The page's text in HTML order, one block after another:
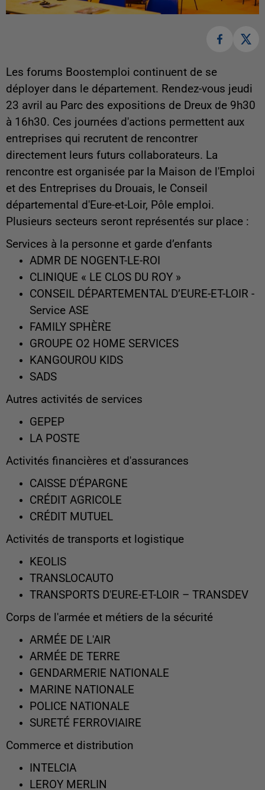
Les forums Boostemploi continuent de se
déployer dans le département. Rendez-vous jeudi
23 avril au Parc des expositions de Dreux de 9h30
à 16h30. Ces journées d'actions permettent aux
entreprises qui recrutent de rencontrer
directement leurs futurs collaborateurs. La
rencontre est organisée par la Maison de l'Emploi
et des Entreprises du Drouais, le Conseil
départemental d'Eure-et-Loir, Pôle emploi.
Plusieurs secteurs seront représentés sur place :
Services à la personne et garde d’enfants
ADMR DE NOGENT-LE-ROI
CLINIQUE « LE CLOS DU ROY »
CONSEIL DÉPARTEMENTAL D’EURE-ET-LOIR -
Service ASE
FAMILY SPHÈRE
GROUPE O2 HOME SERVICES
KANGOUROU KIDS
SADS
Autres activités de services
GEPEP
LA POSTE
Activités financières et d'assurances
CAISSE D'ÉPARGNE
CRÉDIT AGRICOLE
CRÉDIT MUTUEL
Activités de transports et logistique
KEOLIS
TRANSLOCAUTO
TRANSPORTS D'EURE-ET-LOIR – TRANSDEV
Corps de l'armée et métiers de la sécurité
ARMÉE DE L'AIR
ARMÉE DE TERRE
GENDARMERIE NATIONALE
MARINE NATIONALE
POLICE NATIONALE
SURETÉ FERROVIAIRE
Commerce et distribution
INTELCIA
LEROY MERLIN